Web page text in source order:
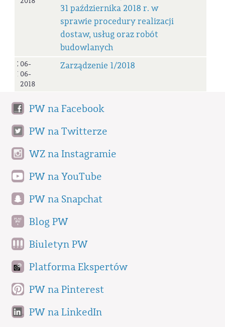
31 października 2018 r. w
sprawie procedury realizacji
dostaw, usług oraz robót
budowlanych
Zarządzenie
1/2018
06-
06-
2018
Zarządzenie 1/2018
PW na Facebook
PW na Twitterze
WZ na Instagramie
PW na YouTube
PW na Snapchat
Blog PW
Biuletyn PW
Platforma Ekspertów
PW na Pinterest
PW na LinkedIn